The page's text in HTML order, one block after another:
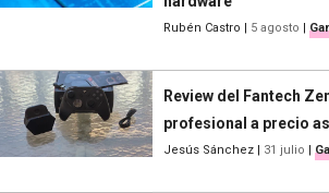
Rubén Castro | 5 agosto |
Review del Fantech
profesional a precio
Jesús Sánchez | 31 julio |